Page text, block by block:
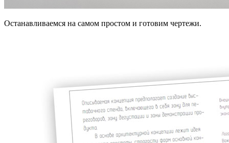
Останавливаемся на самом простом и готовим чертежи.